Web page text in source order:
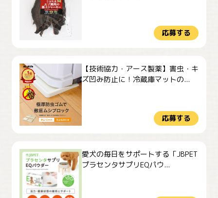
応募する
【技術協力・アース製薬】害虫・キ
ズ凹み防止に！冷蔵庫マットの...
応募する
愛犬の毎日をサポートする「JBPET
プラセンタサプリEQパウ...